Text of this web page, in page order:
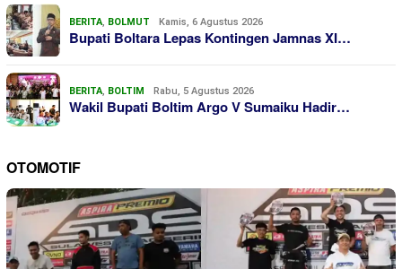
BERITA, BOLMUT Kamis, 6 Agustus 2026
Bupati Boltara Lepas Kontingen Jamnas XI…
BERITA, BOLTIM Rabu, 5 Agustus 2026
Wakil Bupati Boltim Argo V Sumaiku Hadir…
OTOMOTIF